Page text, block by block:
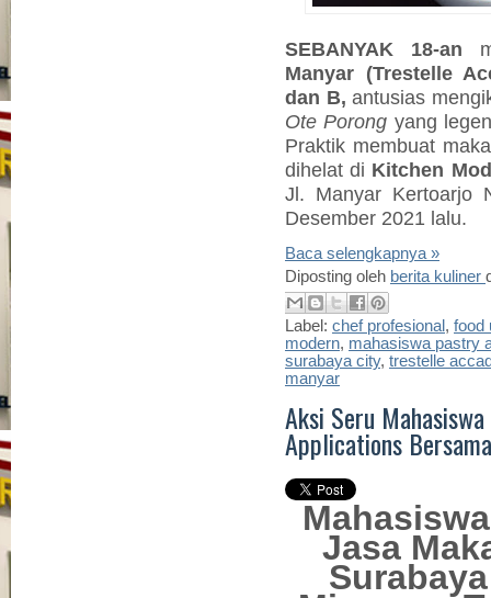
SEBANYAK 18-an
Manyar (Trestelle
dan B, antusias
Ote Porong yang
Praktik membuat
dihelat di Kitchen
Jl. Manyar Kertoarjo
Desember 2021 lalu.
Baca selengkapnya »
Diposting oleh berita kuliner
Label: chef profesional , food
modern, mahasiswa pastry
surabaya city, trestelle
manyar
Aksi Seru
Applications
Jasa